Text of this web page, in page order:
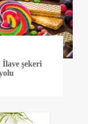
İlave şekeri